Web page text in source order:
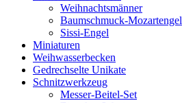
Weihnachtsmänner
Baumschmuck-Mozartengel
Sissi-Engel
Miniaturen
Weihwasserbecken
Gedrechselte Unikate
Schnitzwerkzeug
Messer-Beitel-Set